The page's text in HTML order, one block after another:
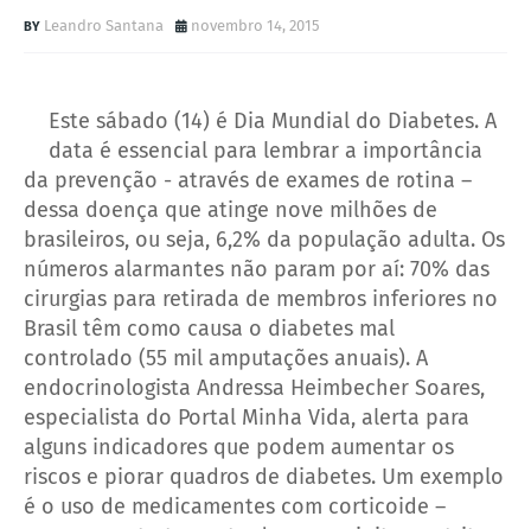
Leandro Santana novembro 14, 2015
Este sábado (14) é Dia Mundial do Diabetes. A
data é essencial para lembrar a importância
da prevenção - através de exames de rotina –
dessa doença que atinge nove milhões de
brasileiros, ou seja, 6,2% da população adulta. Os
números alarmantes não param por aí: 70% das
cirurgias para retirada de membros inferiores no
Brasil têm como causa o diabetes mal
controlado (55 mil amputações anuais). A
endocrinologista Andressa Heimbecher Soares,
especialista do Portal Minha Vida, alerta para
alguns indicadores que podem aumentar os
riscos e piorar quadros de diabetes. Um exemplo
é o uso de medicamentes com corticoide –